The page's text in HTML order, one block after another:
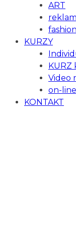
ART
fashion
KURZY
KURZ
Video
on-
KONTAKT